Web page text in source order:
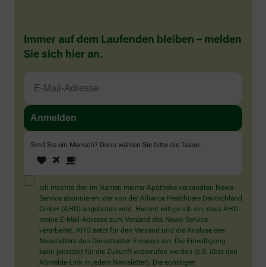
Immer auf dem Laufenden bleiben – melden
Sie sich hier an.
Sind Sie ein Mensch? Dann wählen Sie bitte die Tasse.
Sind
Sie
ein
Mensch?
Dann
wählen
Sie
bitte
die
Tasse.
1 2
Ich möchte den im Namen meiner Apotheke versandten News-
Service abonnieren, der von der Alliance Healthcare Deutschland
GmbH (AHD) angeboten wird. Hiermit willige ich ein, dass AHD
meine E-Mail-Adresse zum Versand des News-Service
verarbeitet. AHD setzt für den Versand und die Analyse des
Newsletters den Dienstleister Emarsys ein. Die Einwilligung
kann jederzeit für die Zukunft widerrufen werden (z.B. über den
Abmelde-Link in jedem Newsletter). Die sonstigen